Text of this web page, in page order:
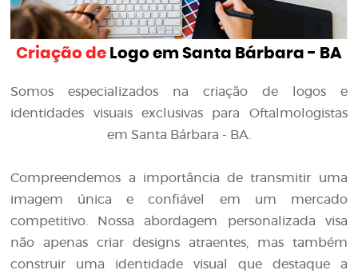
Criação deLogo em Santa Bárbara - BA
Somos especializados na criação de logos e
identidades visuais exclusivas para Oftalmologistas
em Santa Bárbara - BA.
Compreendemos a importância de transmitir uma
imagem única e confiável em um mercado
competitivo. Nossa abordagem personalizada visa
não apenas criar designs atraentes, mas também
construir uma identidade visual que destaque a